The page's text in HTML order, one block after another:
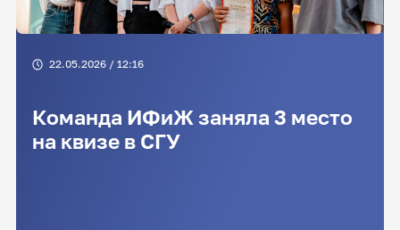
22.05.2026 / 12:16
Команда ИФиЖ заняла 3 место
на квизе в СГУ